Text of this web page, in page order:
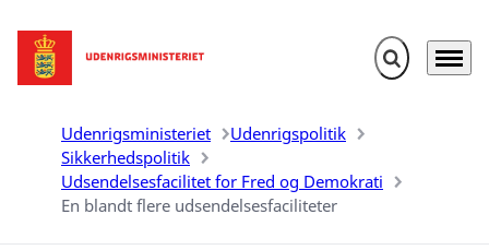
Gå til forsiden Fold søgefelt
Menu
Udenrigsministeriet
Udenrigspolitik
Sikkerhedspolitik
Udsendelsesfacilitet for Fred og Demokrati
En blandt flere udsendelsesfaciliteter